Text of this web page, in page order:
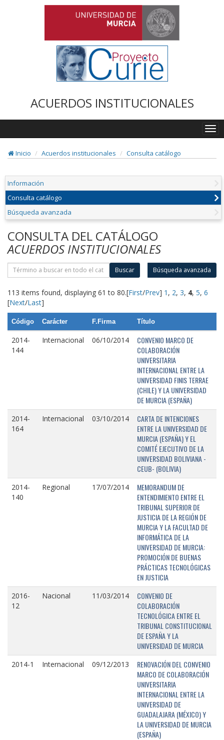
ACUERDOS INSTITUCIONALES
Inicio
Acuerdos institucionales Consulta catálogo
Información
Consulta catálogo
Búsqueda avanzada
CONSULTA DEL CATÁLOGO
ACUERDOS INSTITUCIONALES
Buscar Búsqueda avanzada
113 items found, displaying 61 to 80.[First/Prev] 1 , 2, 3, 4, 5, 6
[Next/Last]
Código Carácter F.Firma Título
2014-
144
Internacional 06/10/2014
CONVENIO MARCO DE
COLABORACIÓN
UNIVERSITARIA
INTERNACIONAL ENTRE LA
UNIVERSIDAD FINIS TERRAE
(CHILE) Y LA UNIVERSIDAD
DE MURCIA (ESPAÑA)
2014-
164
Internacional 03/10/2014
CARTA DE INTENCIONES
ENTRE LA UNIVERSIDAD DE
MURCIA (ESPAÑA) Y EL
COMITÉ EJECUTIVO DE LA
UNIVERSIDAD BOLIVIANA -
CEUB- (BOLIVIA)
2014-
140
Regional 17/07/2014
MEMORANDUM DE
ENTENDIMIENTO ENTRE EL
TRIBUNAL SUPERIOR DE
JUSTICIA DE LA REGIÓN DE
MURCIA Y LA FACULTAD DE
INFORMÁTICA DE LA
UNIVERSIDAD DE MURCIA:
PROMOCIÓN DE BUENAS
PRÁCTICAS TECNOLÓGICAS
EN JUSTICIA
2016-
12
Nacional 11/03/2014
CONVENIO DE
COLABORACIÓN
TECNOLÓGICA ENTRE EL
TRIBUNAL CONSTITUCIONAL
DE ESPAÑA Y LA
UNIVERSIDAD DE MURCIA
2014-1 Internacional 09/12/2013
RENOVACIÓN DEL CONVENIO
MARCO DE COLABORACIÓN
UNIVERSITARIA
INTERNACIONAL ENTRE LA
UNIVERSIDAD DE
GUADALAJARA (MÉXICO) Y
LA UNIVERSIDAD DE MURCIA
(ESPAÑA)